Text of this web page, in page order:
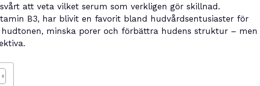
att veta vilket serum som verkligen gör skillnad.
B3, har blivit en favorit bland hudvårdsentusiaster för
minska porer och förbättra hudens struktur – men